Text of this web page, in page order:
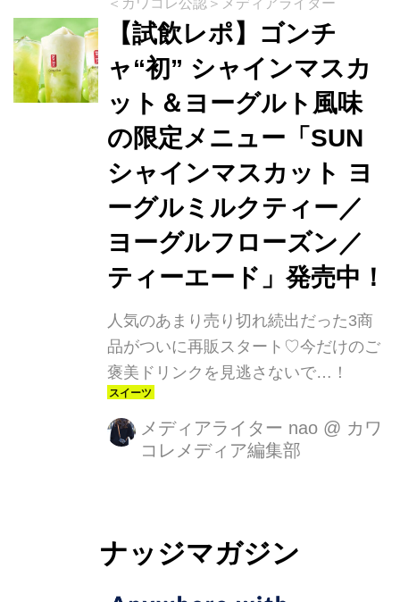
【試飲レポ】ゴンチ
ャ“初” シャインマスカ
ット＆ヨーグルト風味
の限定メニュー「SUN
シャインマスカット ヨ
ーグルミルクティー／
ヨーグルフローズン／
ティーエード」発売中！
人気のあまり売り切れ続出だった3商
品がついに再販スタート♡今だけのご
褒美ドリンクを見逃さないで…！
メディアライター nao @ カワ
コレメディア編集部
ナッジマガジン